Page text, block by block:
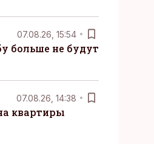
07.08.26, 15:54
больше не будут
07.08.26, 14:38
квартиры